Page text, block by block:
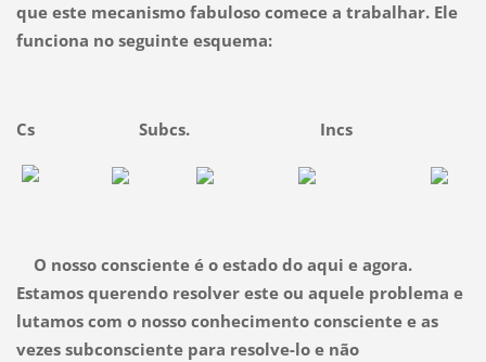
que este mecanismo fabuloso comece a trabalhar. Ele
funciona no seguinte esquema:
Cs Subcs. Incs
O nosso consciente é o estado do aqui e agora.
Estamos querendo resolver este ou aquele problema e
lutamos com o nosso conhecimento consciente e as
vezes subconsciente para resolve-lo e não